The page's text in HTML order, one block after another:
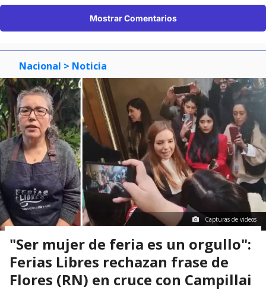
Mostrar Comentarios
Nacional > Noticia
Capturas de videos
"Ser mujer de feria es un orgullo":
Ferias Libres rechazan frase de
Flores (RN) en cruce con Campillai